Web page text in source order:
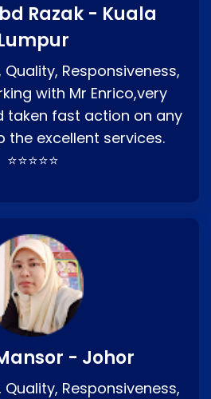
Razak - Kuala
Responsiveness,
with Mr Enrico,very
taken fast action on any
the excellent services.
⭐⭐⭐⭐⭐
- Johor
Responsiveness,